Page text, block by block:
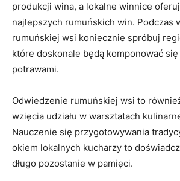
⁢produkcji wina, a lokalne ​winnice
najlepszych rumuńskich ‍win. Podczas
rumuńskiej wsi koniecznie spróbuj
które doskonale będą‍ komponować
potrawami.
Odwiedzenie rumuńskiej wsi to
wzięcia udziału w warsztatach
Nauczenie się przygotowywania
okiem ​lokalnych kucharzy ⁤to‍
długo pozostanie w pamięci.